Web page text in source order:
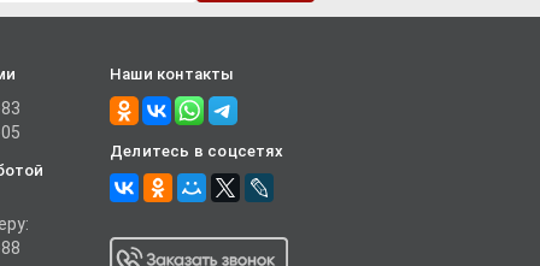
Наши контакты
Делитесь в соцсетях